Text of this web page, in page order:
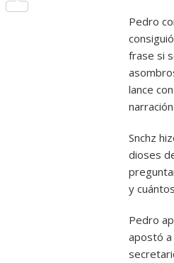
Pedro
frase si
lance
Snchz
dioses
y
Pedro
apostó
Compartir